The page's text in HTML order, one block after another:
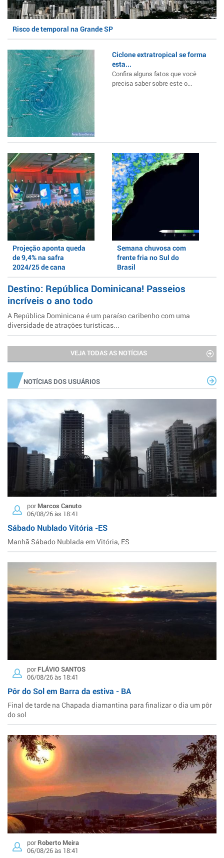
Risco de temporal na Grande SP
Ciclone extratropical se forma
esta...
Confira alguns fatos que você
precisa saber sobre este o...
Projeção aponta queda
de 9,4% na safra
2024/25 de cana
Semana chuvosa com
frente fria no Sul do
Brasil
Destino: República Dominicana! Passeios
incríveis o ano todo
A República Dominicana é um paraíso caribenho com uma
diversidade de atrações turísticas...
VEJA TODAS AS NOTÍCIAS
NOTÍCIAS DOS USUÁRIOS
porMarcos Canuto
06/08/26 às 18:41
Sábado Nublado Vitória -ES
Manhã Sábado Nublada em Vitória, ES
porFLÁVIO SANTOS
06/08/26 às 18:41
Pôr do Sol em Barra da estiva - BA
Final de tarde na Chapada diamantina para finalizar o dia um pôr
do sol
porRoberto Meira
06/08/26 às 18:41